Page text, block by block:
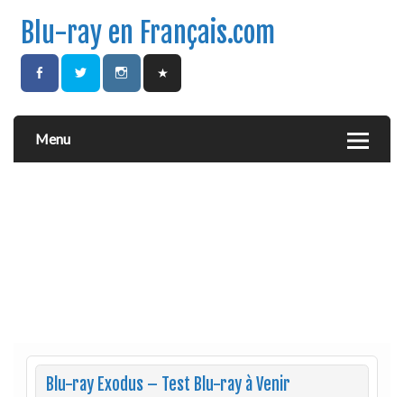
Blu-ray en Français.com
Menu
Blu-ray Exodus – Test Blu-ray à Venir